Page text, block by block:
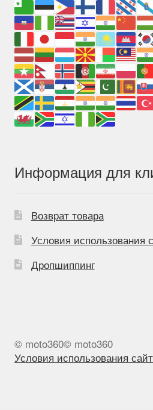
Информация для
Возврат товара
Условия использования
Дропшиппинг
© moto360© moto360
Условия использования